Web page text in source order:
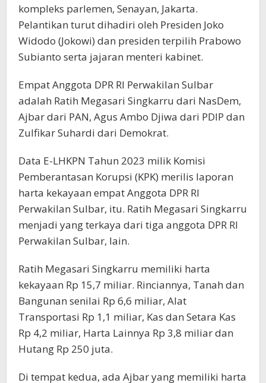
kompleks parlemen, Senayan, Jakarta.
Pelantikan turut dihadiri oleh Presiden Joko
Widodo (Jokowi) dan presiden terpilih Prabowo
Subianto serta jajaran menteri kabinet.
Empat Anggota DPR RI Perwakilan Sulbar
adalah Ratih Megasari Singkarru dari NasDem,
Ajbar dari PAN, Agus Ambo Djiwa dari PDIP dan
Zulfikar Suhardi dari Demokrat.
Data E-LHKPN Tahun 2023 milik Komisi
Pemberantasan Korupsi (KPK) merilis laporan
harta kekayaan empat Anggota DPR RI
Perwakilan Sulbar, itu. Ratih Megasari Singkarru
menjadi yang terkaya dari tiga anggota DPR RI
Perwakilan Sulbar, lain.
Ratih Megasari Singkarru memiliki harta
kekayaan Rp 15,7 miliar. Rinciannya, Tanah dan
Bangunan senilai Rp 6,6 miliar, Alat
Transportasi Rp 1,1 miliar, Kas dan Setara Kas
Rp 4,2 miliar, Harta Lainnya Rp 3,8 miliar dan
Hutang Rp 250 juta.
Di tempat kedua, ada Ajbar yang memiliki harta